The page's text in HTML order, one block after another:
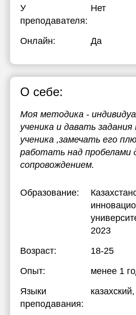
У
преподавателя:
Нет
Онлайн: Да
О себе:
Моя методика -
ученика и давать
ученика ,замечать его
работать над пробелами
сопровождением.
Образование:
2023
Возраст:
18-25
Опыт:
менее 1
Языки
преподавания:
казахский
20:30